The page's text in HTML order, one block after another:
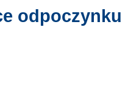
odpoczynku